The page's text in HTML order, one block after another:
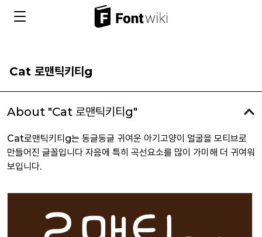
Cat 로맨틱키티g
About "Cat 로맨틱키티g"
Cat로맨틱키티g는 동글동글 귀여운 아기고양이 얼굴을 모티브로
만들어진 글꼴입니다 자음에 특히 곡선요소를 많이 가미해 더 귀여워
보입니다.